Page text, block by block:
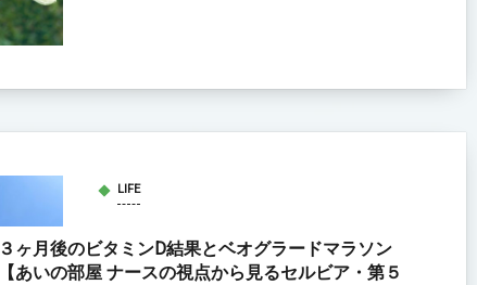
LIFE
３ヶ月後のビタミンD結果とベオグラードマラソン
【あいの部屋 ナースの視点から見るセルビア・第５